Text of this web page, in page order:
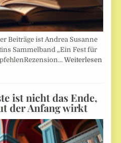
Beiträge ist Andrea Susanne
Sammelband „Ein Fest für
Weiterlesen
ist nicht das Ende,
der Anfang wirkt